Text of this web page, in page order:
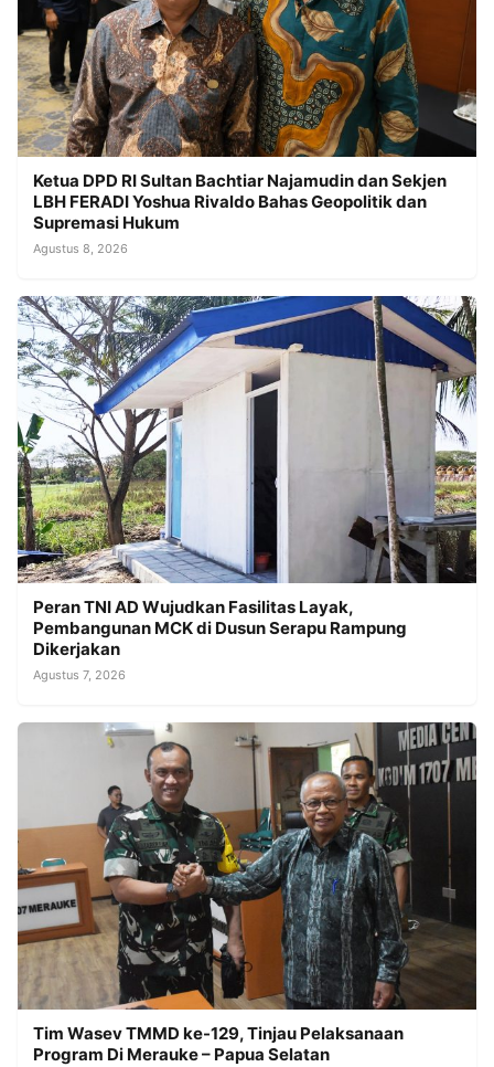
Ketua DPD RI Sultan Bachtiar Najamudin dan Sekjen
LBH FERADI Yoshua Rivaldo Bahas Geopolitik dan
Supremasi Hukum
Agustus 8, 2026
Peran TNI AD Wujudkan Fasilitas Layak,
Pembangunan MCK di Dusun Serapu Rampung
Dikerjakan
Agustus 7, 2026
Tim Wasev TMMD ke-129, Tinjau Pelaksanaan
Program Di Merauke – Papua Selatan